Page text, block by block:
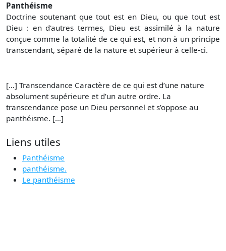
Panthéisme
Doctrine soutenant que tout est en Dieu, ou que tout est
Dieu : en d'autres termes, Dieu est assimilé à la nature
conçue comme la totalité de ce qui est, et non à un principe
transcendant, séparé de la nature et supérieur à celle-ci.
[…] Transcendance Caractère de ce qui est d’une nature
absolument supérieure et d’un autre ordre. La
transcendance pose un Dieu personnel et s’oppose au
panthéisme. […]
Liens utiles
Panthéisme
panthéisme.
Le panthéisme